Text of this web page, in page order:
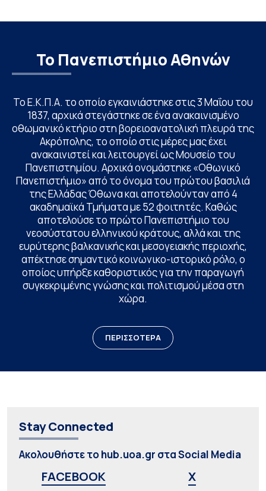
Το Πανεπιστήμιο Αθηνών
Το Ε.Κ.Π.Α. το οποίο εγκαινιάστηκε στις 3 Μαΐου του
1837, αρχικά στεγάστηκε σε ένα ανακαινισμένο
οθωμανικό κτήριο στη βορειοανατολική πλευρά της
Ακρόπολης, το οποίο στις μέρες μας έχει
ανακαινιστεί και λειτουργεί ως Μουσείο του
Πανεπιστημίου. Αρχικά ονομάστηκε «Οθωνικό
Πανεπιστήμιο» από το όνομα του πρώτου βασιλιά
της Ελλάδας Όθωνα και αποτελούνταν από 4
ακαδημαϊκά Τμήματα με 52 φοιτητές. Καθώς
αποτελούσε το πρώτο Πανεπιστήμιο του
νεοσύστατου ελληνικού κράτους, αλλά και της
ευρύτερης βαλκανικής και μεσογειακής περιοχής,
απέκτησε σημαντικό κοινωνικο-ιστορικό ρόλο, ο
οποίος υπήρξε καθοριστικός για την παραγωγή
συγκεκριμένης γνώσης και πολιτισμού μέσα στη
χώρα.
ΠΕΡΙΣΣΟΤΕΡΑ
Stay Connected
Ακολουθήστε το hub.uoa.gr στα Social Media
FACEBOOK
X